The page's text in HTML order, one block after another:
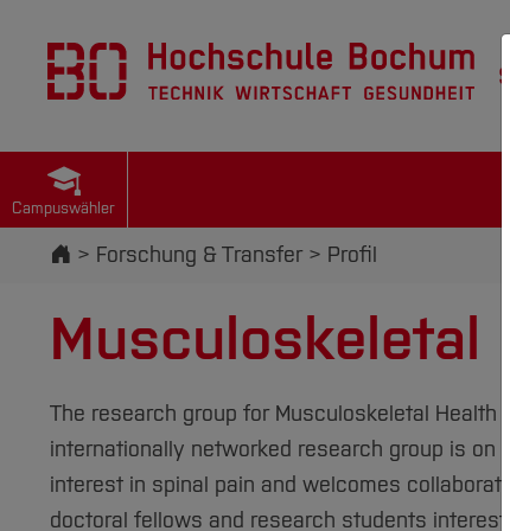
Campuswähler
Startseite
Forschung & Transfer Profil
Musculoskeletal
The research group for Musculoskeletal Health
internationally networked research group is on
interest in spinal pain and welcomes
doctoral fellows and research students